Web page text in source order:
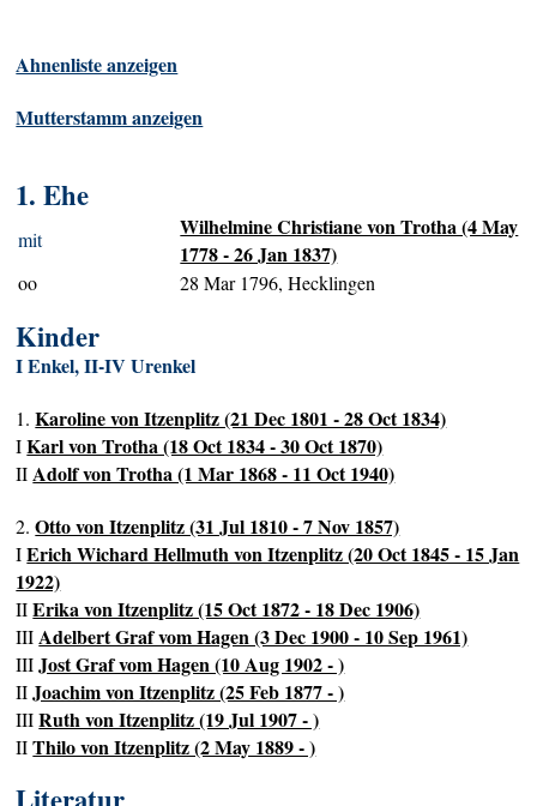
Ahnenliste anzeigen
Mutterstamm anzeigen
1. Ehe
mit
Wilhelmine Christiane von Trotha (4 May
1778 - 26 Jan 1837)
oo 28 Mar 1796, Hecklingen
Kinder
I Enkel, II-IV Urenkel
1.Karoline von Itzenplitz (21 Dec 1801 - 28 Oct 1834)
IKarl von Trotha (18 Oct 1834 - 30 Oct 1870)
IIAdolf von Trotha (1 Mar 1868 - 11 Oct 1940)
2.Otto von Itzenplitz (31 Jul 1810 - 7 Nov 1857)
IErich Wichard Hellmuth von Itzenplitz (20 Oct 1845 - 15 Jan
1922)
IIErika von Itzenplitz (15 Oct 1872 - 18 Dec 1906)
IIIAdelbert Graf vom Hagen (3 Dec 1900 - 10 Sep 1961)
IIIJost Graf vom Hagen (10 Aug 1902 - )
IIJoachim von Itzenplitz (25 Feb 1877 - )
IIIRuth von Itzenplitz (19 Jul 1907 - )
IIThilo von Itzenplitz (2 May 1889 - )